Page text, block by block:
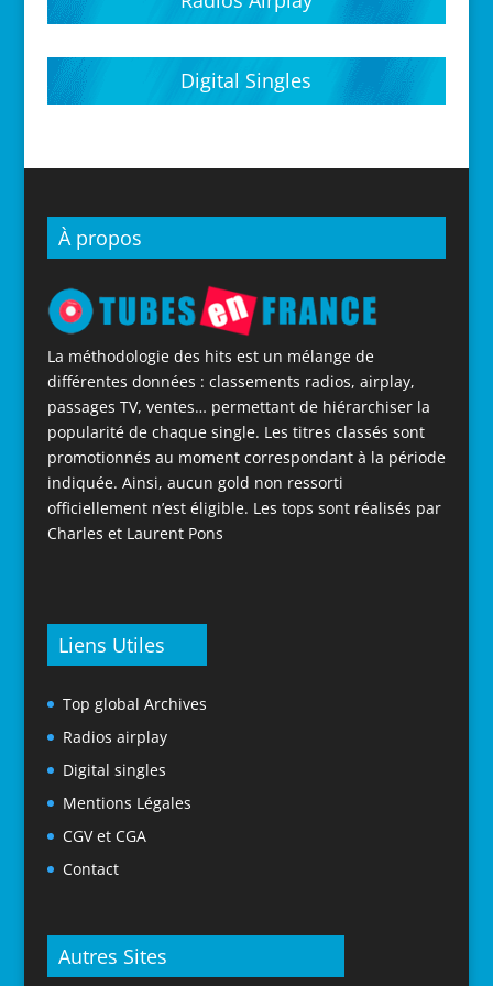
Digital Singles
À propos
La méthodologie des hits est un mélange de
différentes données : classements radios, airplay,
passages TV, ventes… permettant de hiérarchiser la
popularité de chaque single. Les titres classés sont
promotionnés au moment correspondant à la période
indiquée. Ainsi, aucun gold non ressorti
officiellement n’est éligible. Les tops sont réalisés par
Charles et Laurent Pons
Liens Utiles
Top global Archives
Radios airplay
Digital singles
Mentions Légales
CGV et CGA
Contact
Autres Sites